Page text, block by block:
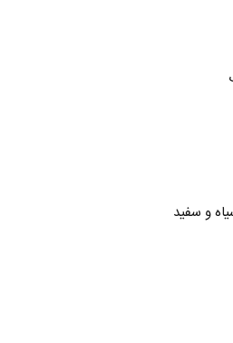
و سفید